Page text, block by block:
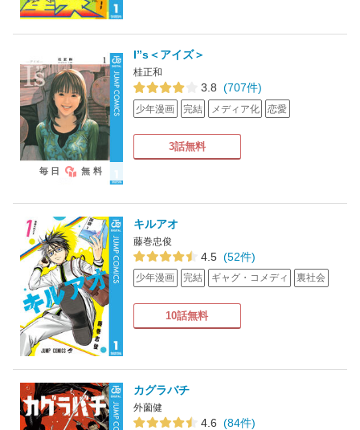
I”s＜アイズ＞
桂正和
3.8 (707件)
少年漫画 完結 メディア化 恋愛
3話無料
毎日 無料
キルアオ
藤巻忠俊
4.5 (52件)
少年漫画 完結 ギャグ・コメディ 裏社会
10話無料
カグラバチ
外薗健
4.6 (84件)